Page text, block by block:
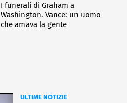
I funerali di Graham a
Washington. Vance: un uomo
che amava la gente
ULTIME NOTIZIE